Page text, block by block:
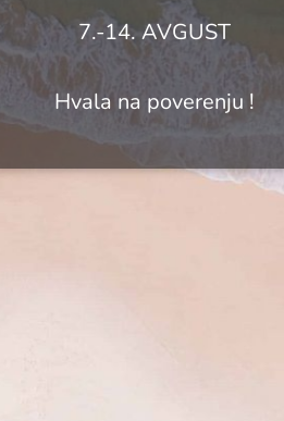
7.-14. AVGUST
Hvala na poverenju !